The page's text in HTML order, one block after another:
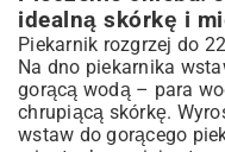
idealną skórkę i
Piekarnik rozgrzej do
Na dno piekarnika
gorącą wodą – para
chrupiącą skórkę.
wstaw do gorącego